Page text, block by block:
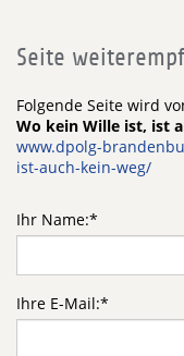
Seite
Folgende Seite wird
Wo kein Wille ist, ist
www.dpolg-
ist-auch-kein-weg/
Ihr Name:*
Ihre E-Mail:*